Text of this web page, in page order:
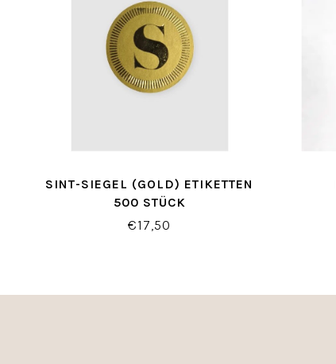
SINT-SIEGEL (GOLD) ETIKETTEN
500 STÜCK
€17,50